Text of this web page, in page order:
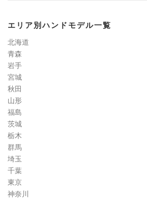
定
コ
ラ
ム
エリア別ハンドモデル一覧
北海道
青森
岩手
宮城
秋田
山形
福島
茨城
栃木
群馬
埼玉
千葉
東京
神奈川